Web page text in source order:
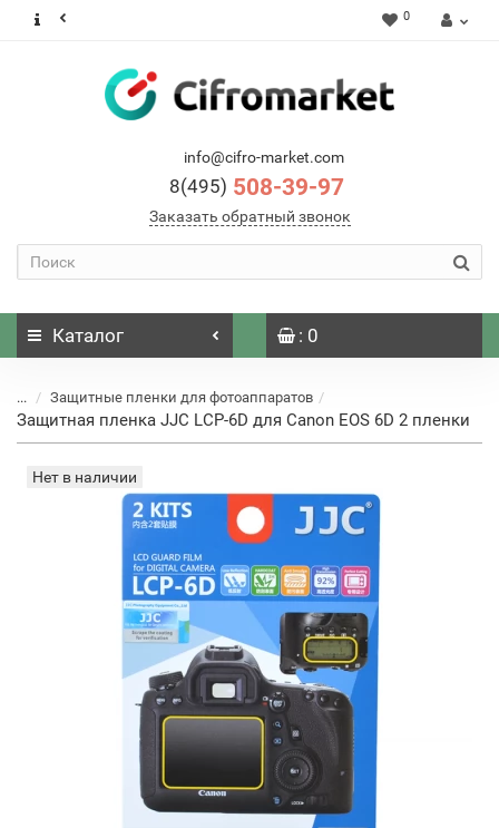
0
info@cifro-market.com
8(495) 508-39-97
Заказать обратный звонок
Каталог : 0
... Защитные пленки для фотоаппаратов
Защитная пленка JJC LCP-6D для Canon EOS 6D 2 пленки
Нет в наличии